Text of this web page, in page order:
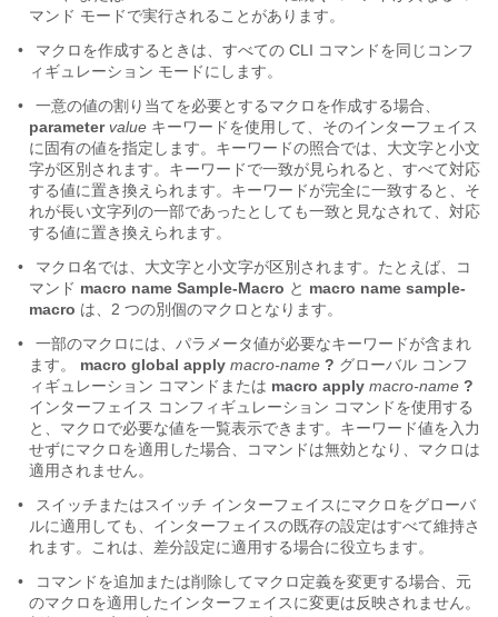
マンド モードで実行されることがあります。
•
マクロを作成するときは、すべての CLI コマンドを同じコンフ
ィギュレーション モードにします。
•
一意の値の割り当てを必要とするマクロを作成する場合、
parameter value キーワードを使用して、そのインターフェイス
に固有の値を指定します。キーワードの照合では、大文字と小文
字が区別されます。キーワードで一致が見られると、すべて対応
する値に置き換えられます。キーワードが完全に一致すると、そ
れが長い文字列の一部であったとしても一致と見なされて、対応
する値に置き換えられます。
•
マクロ名では、大文字と小文字が区別されます。たとえば、コ
マンド macro name Sample-Macro と macro name sample-
macro は、2 つの別個のマクロとなります。
•
一部のマクロには、パラメータ値が必要なキーワードが含まれ
ます。
macro global apply macro-name ? グローバル コンフ
ィギュレーション コマンドまたは macro apply macro-name ?
インターフェイス コンフィギュレーション コマンドを使用する
と、マクロで必要な値を一覧表示できます。キーワード値を入力
せずにマクロを適用した場合、コマンドは無効となり、マクロは
適用されません。
•
スイッチまたはスイッチ インターフェイスにマクロをグローバ
ルに適用しても、インターフェイスの既存の設定はすべて維持さ
れます。これは、差分設定に適用する場合に役立ちます。
•
コマンドを追加または削除してマクロ定義を変更する場合、元
のマクロを適用したインターフェイスに変更は反映されません。